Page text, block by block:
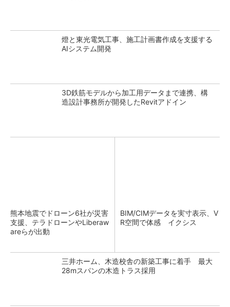
燈と東光電気工事、施工計画書作成を支援する
AIシステム開発
3D鉄筋モデルから加工用データまで連携、構
造設計事務所が開発したRevitアドイン
熊本地震でドローン6社が災害
支援、テラドローンやLiberaw
areらが出動
BIM/CIMデータを実寸表示、V
R空間で体感 イクシス
三井ホーム、木造校舎の新築工事に着手 最大
28mスパンの木造トラス採用